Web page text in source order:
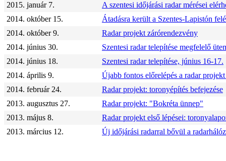
2015. január 7.
A szentesi időjárási radar mérései
2014. október 15.
Átadásra került a Szentes-Lapistón
2014. október 9.
Radar projekt zárórendezvény
2014. június 30.
Szentesi radar telepítése megfelelő
2014. június 18.
Szentesi radar telepítése, június 16-17.
2014. április 9.
Újabb fontos előrelépés a radar
2014. február 24.
Radar projekt: toronyépítés befejezése
2013. augusztus 27.
Radar projekt: "Bokréta ünnep"
2013. május 8.
Radar projekt első lépései:
2013. március 12.
Új időjárási radarral bővül a